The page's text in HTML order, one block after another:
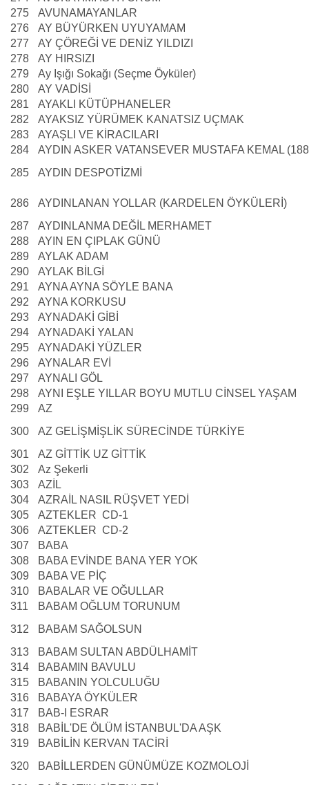
275
AVUNAMAYANLAR
276
AY BÜYÜRKEN UYUYAMAM
277
AY ÇÖREĞİ VE DENİZ YILDIZI
278
AY HIRSIZI
279
Ay Işığı Sokağı (Seçme Öyküler)
280
AY VADİSİ
281
AYAKLI KÜTÜPHANELER
282
AYAKSIZ YÜRÜMEK KANATSIZ UÇMAK
283
AYAŞLI VE KİRACILARI
284
AYDIN ASKER VATANSEVER MUSTAFA KEMAL
285
AYDIN DESPOTİZMİ
286
AYDINLANAN YOLLAR (KARDELEN ÖYKÜLERİ)
287
AYDINLANMA DEĞİL MERHAMET
288
AYIN EN ÇIPLAK GÜNÜ
289
AYLAK ADAM
290
AYLAK BİLGİ
291
AYNA AYNA SÖYLE BANA
292
AYNA KORKUSU
293
AYNADAKİ GİBİ
294
AYNADAKİ YALAN
295
AYNADAKİ YÜZLER
296
AYNALAR EVİ
297
AYNALI GÖL
298
AYNI EŞLE YILLAR BOYU MUTLU CİNSEL YAŞAM
299
AZ
300
AZ GELİŞMİŞLİK SÜRECİNDE TÜRKİYE
301
AZ GİTTİK UZ GİTTİK
302
Az Şekerli
303
AZİL
304
AZRAİL NASIL RÜŞVET YEDİ
305
AZTEKLER CD-1
306
AZTEKLER CD-2
307
BABA
308
BABA EVİNDE BANA YER YOK
309
BABA VE PİÇ
310
BABALAR VE OĞULLAR
311
BABAM OĞLUM TORUNUM
312
BABAM SAĞOLSUN
313
BABAM SULTAN ABDÜLHAMİT
314
BABAMIN BAVULU
315
BABANIN YOLCULUĞU
316
BABAYA ÖYKÜLER
317
BAB-I ESRAR
318
BABİL'DE ÖLÜM İSTANBUL'DA AŞK
319
BABİLİN KERVAN TACİRİ
320
BABİLLERDEN GÜNÜMÜZE KOZMOLOJİ